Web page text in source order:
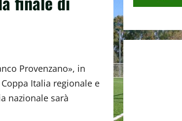
Provenzano», in
Italia regionale e
nazionale sarà